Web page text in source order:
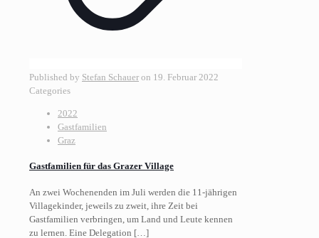
Published by Stefan Schauer on 19. Februar 2022
Categories
2022
Gastfamilien
Graz
Gastfamilien für das Grazer Village
An zwei Wochenenden im Juli werden die 11-jährigen
Villagekinder, jeweils zu zweit, ihre Zeit bei
Gastfamilien verbringen, um Land und Leute kennen
zu lernen. Eine Delegation […]